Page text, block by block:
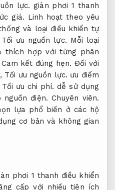
lực. giàn phơi 1 thanh
giá. Linh hoạt theo yêu
và loại điều khiển tự
Tối ưu nguồn lực. Mỗi loại
thích hợp với từng phân
Cam kết đúng hẹn. Đối với
Tối ưu nguồn lực. ưu điểm
Tối ưu chi phí. dễ sử dụng
nguồn điện.Chuyên viên.
lựa phổ biến ở các hộ
cơ bản và không gian
phơi 1 thanh điều khiển
cấp với nhiều tiện ích